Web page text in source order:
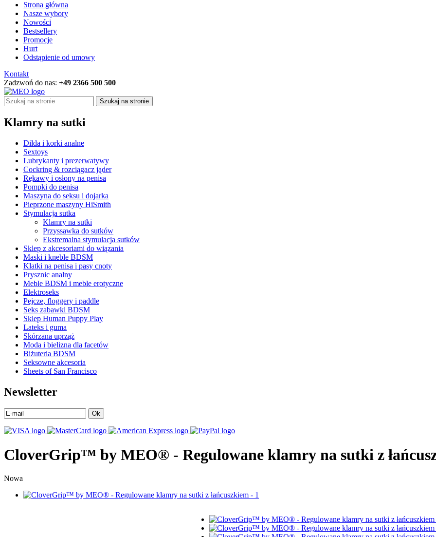
Strona główna
Nasze wybory
Nowości
Bestsellery
Promocje
Hurt
Odstąpienie od umowy
Kontakt
Zadzwoń do nas: +49 2366 500 500
Szukaj na stronie
Klamry na sutki
Dilda i korki analne
Sextoys
Lubrykanty i prezerwatywy
Cockring & rozciągacz jąder
Rękawy i osłony na penisa
Pompki do penisa
Maszyna do seksu i dojarka
Pieprzone maszyny HiSmith
Stymulacja sutka
Klamry na sutki
Przyssawka do sutków
Ekstremalna stymulacja sutków
Sklep z akcesoriami do wiązania
Maski i kneble BDSM
Klatki na penisa i pasy cnoty
Prysznic analny
Meble BDSM i meble erotyczne
Elektroseks
Pejcze, floggery i paddle
Seks zabawki BDSM
Sklep Human Puppy Play
Lateks i guma
Skórzana uprząż
Moda i bielizna dla facetów
Biżuteria BDSM
Seksowne akcesoria
Sheets of San Francisco
Newsletter
Ok
CloverGrip™ by MEO® - Regulowane klamry na sutki z
Nowa